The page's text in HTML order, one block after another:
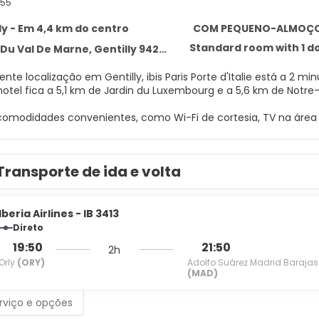
- Em 4,4 km do centro
COM PEQUENO-
Val De Marne, Gentilly 94250
Standard room with 1
localização em Gentilly, ibis Paris Porte d'Italie está a 2
hotel fica a 5,1 km de Jardin du Luxembourg e a 5,6 km de
convenientes, como Wi-Fi de cortesia, TV na
Banheiros possuem chuveiros e secadores de cabelo. As
em um bar/lounge. Um café da manhã (buffet) é servido
e 10h30, mediante uma taxa.
presentes incluem um business center 24 horas,
de reunião disponíveis para eventos. Estacionamento sem
de ida e volta
Iberia Airlines - IB 3413
Direto
19:50
Orly (ORY)
2h 21:50
Adolfo Suárez Madrid Barajas
(MAD)
e opções